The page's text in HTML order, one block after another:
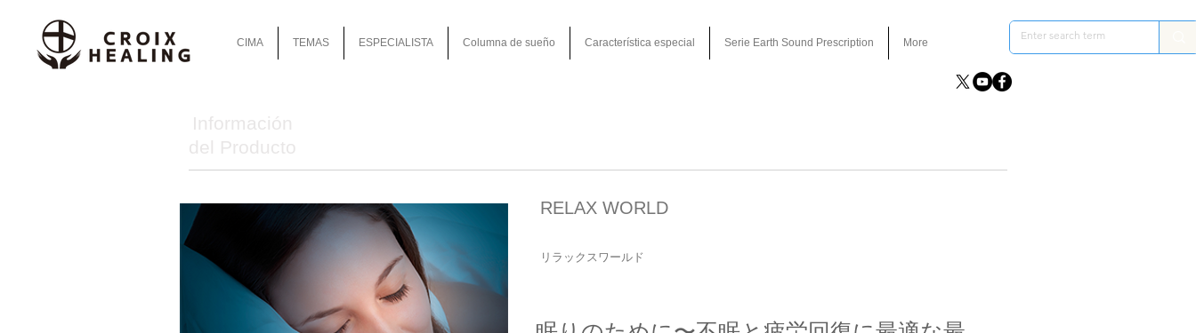
CIMA TEMAS ESPECIALISTA Columna de sueño Característica especial Serie Earth Sound Prescription More
Información
del Producto
RELAX WORLD
リラックスワールド